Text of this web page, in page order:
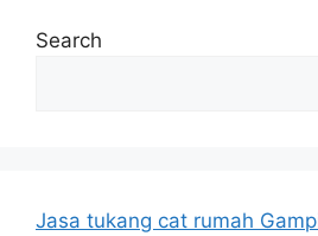
Search
Jasa tukang cat rumah